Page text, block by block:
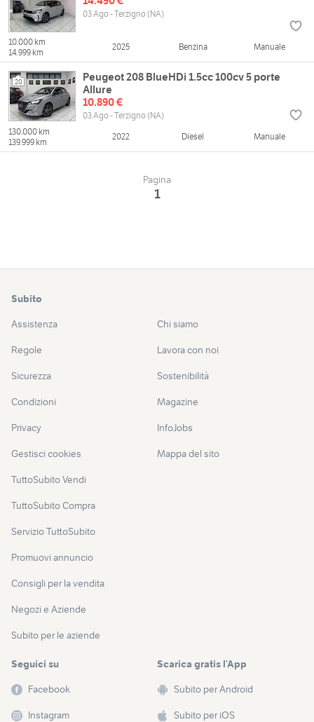
03 Ago - Terzigno (NA)
10.000 km
14.999 km
2025 Benzina Manuale
20
Peugeot 208 BlueHDi 1.5cc 100cv 5 porte
Allure
10.890 €
03 Ago - Terzigno (NA)
130.000 km
139.999 km
2022 Diesel Manuale
Pagina
1
Subito
Assistenza
Regole
Sicurezza
Condizioni
Privacy
Gestisci cookies
TuttoSubito Vendi
TuttoSubito Compra
Servizio TuttoSubito
Promuovi annuncio
Consigli per la vendita
Negozi e Aziende
Subito per le aziende
Chi siamo
Lavora con noi
Sostenibilità
Magazine
InfoJobs
Mappa del sito
Seguici su
Facebook
Instagram
Scarica gratis l’App
Subito per Android
Subito per iOS